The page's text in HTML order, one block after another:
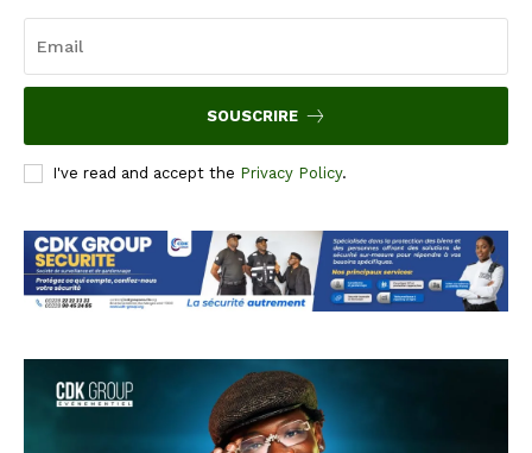
SOUSCRIRE
I've read and accept the Privacy Policy.